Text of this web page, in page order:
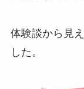
体験談から見
した。